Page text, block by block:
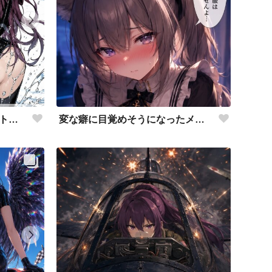
涼しげな描写とはをコンセプトにしたダイバー花梨先輩 変な癖に目覚めそうになったメイドディーレ赤面バージョン